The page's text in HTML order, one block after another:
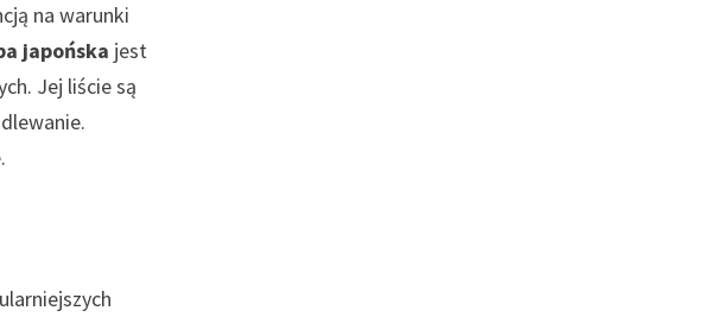
na warunki
japońska jest
Jej liście są